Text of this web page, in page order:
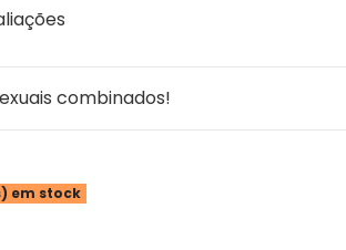
combinados!
em stock